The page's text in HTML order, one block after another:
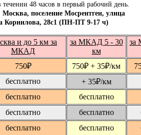
течении 48 часов в первый рабочий день.
поселение Мосрентген, улица
Корнилова, 28с1 (ПН-ПТ 9-17 ч)
и до 5 км за
МКАД
за МКАД 5 - 30
км
за
750₽ 750₽ + 35₽/км
бесплатно + 35₽/км
бесплатно
бесплатно
бесплатно бесплатно
бесплатно бесплатно